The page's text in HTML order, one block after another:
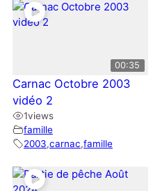
00:35
Carnac Octobre 2003
vidéo 2
1views
famille
2003,carnac,famille